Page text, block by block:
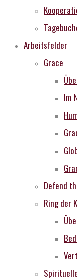
Arbeitsfelder
Grace
Im
Defend
Ring der